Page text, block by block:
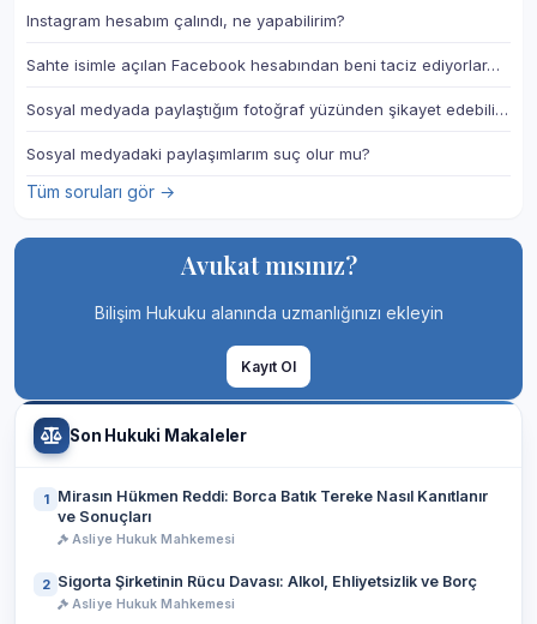
Instagram hesabım çalındı, ne yapabilirim?
Sahte isimle açılan Facebook hesabından beni taciz ediyorlar…
Sosyal medyada paylaştığım fotoğraf yüzünden şikayet edebili…
Sosyal medyadaki paylaşımlarım suç olur mu?
Tüm soruları gör →
Avukat mısınız?
Bilişim Hukuku alanında uzmanlığınızı ekleyin
Kayıt Ol
Son Hukuki Makaleler
1
Mirasın Hükmen Reddi: Borca Batık Tereke Nasıl Kanıtlanır
ve Sonuçları
Asliye Hukuk Mahkemesi
2 Sigorta Şirketinin Rücu Davası: Alkol, Ehliyetsizlik ve Borç
Asliye Hukuk Mahkemesi